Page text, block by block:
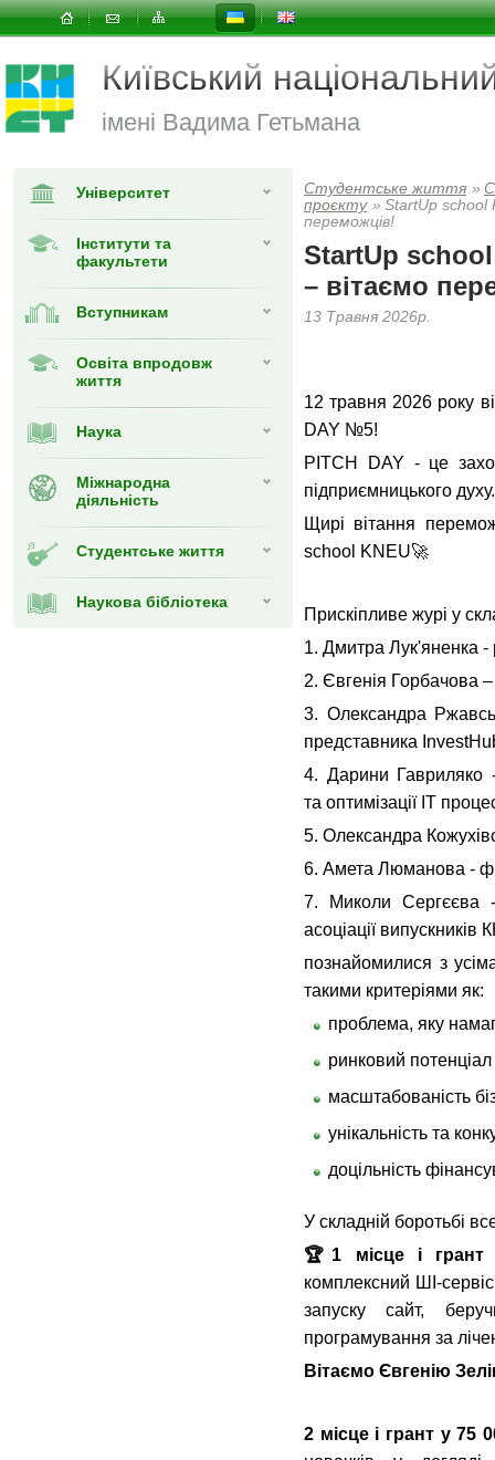
Київський
імені Вадима Гетьмана
Університет
Інститути та
факультети
Вступникам
Освіта впродовж
життя
Наука
Міжнародна
діяльність
Студентське життя
Наукова бібліотека
Студентське життя »
проєкту » StartUp school
переможців!
StartUp
– вітаємо
13 Травня 2026р.
12 травня 2026 року
DAY №5!
PITCH DAY - це
підприємницького духу.
Щирі вітання
school KNEU🚀
Прискіпливе журі у
1. Дмитра Лук'яненка
2. Євгенія Горбачова
3. Олександра
представника
4. Дарини Гавриляко -
та оптимізації ІТ
5. Олександра
6. Амета Люманова -
7. Миколи Сергєєва
асоціації випускників
познайомилися з
такими критеріями як:
проблема, яку
ринковий потенціал
масштабованість
унікальність та
доцільність
У складній боротьбі
🏆 1 місце і
комплексний ШІ-
запуску сайт,
програмування за
Вітаємо Євгенію
2 місце і грант у 75